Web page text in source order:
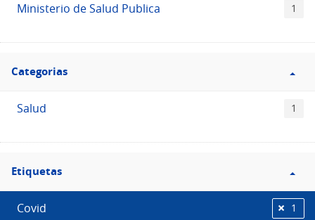
Ministerio de Salud Publica 1
Filtro
Categorias
Categorias
Salud 1
Filtro
Etiquetas
Etiquetas
Covid 1